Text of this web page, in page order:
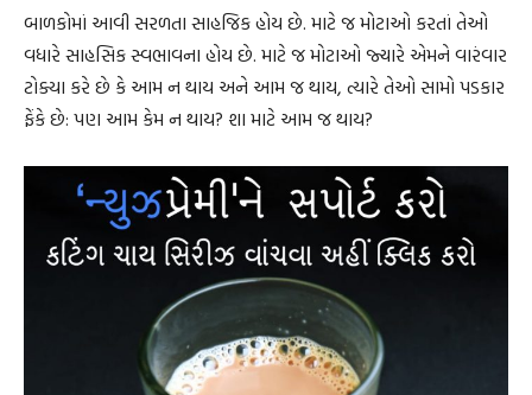
બાળકોમાં આવી સરળતા સાહજિક હોય છે. માટે જ મોટાઓ કરતાં તેઓ
વધારે સાહસિક સ્વભાવના હોય છે. માટે જ મોટાઓ જ્યારે એમને વારંવાર
ટોક્યા કરે છે કે આમ ન થાય અને આમ જ થાય, ત્યારે તેઓ સામો પડકાર
ફેંકે છે: પણ આમ કેમ ન થાય? શા માટે આમ જ થાય?